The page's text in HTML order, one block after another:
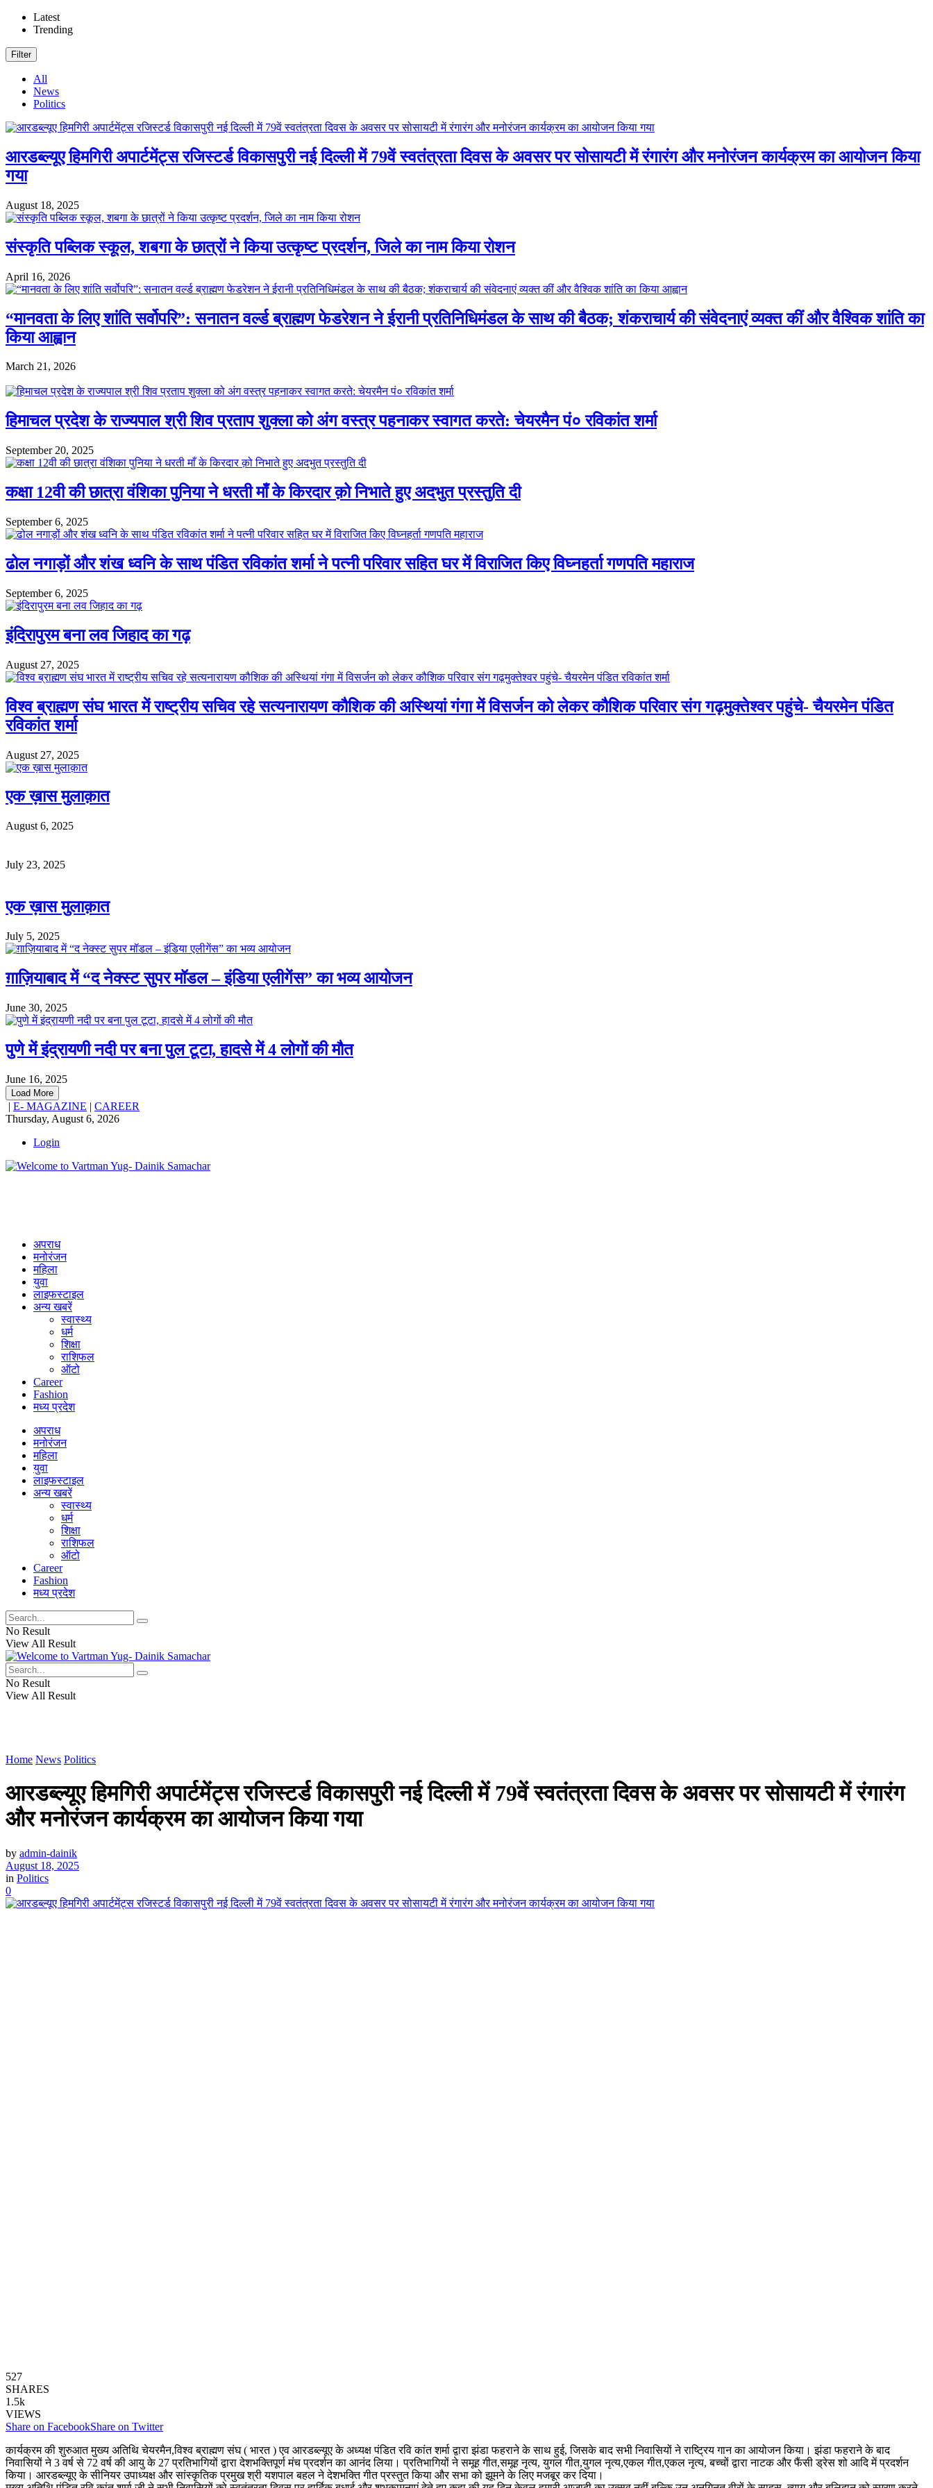
Latest
Trending
Filter
All
News
Politics
आरडब्ल्यूए हिमगिरी अपार्टमेंट्स रजिस्टर्ड विकासपुरी नई दिल्ली में 79वें स्वतंत्रता दिवस के अवसर पर सोसायटी में रंगारंग और मनोरंजन कार्यक्रम का आयोजन किया
गया
August 18, 2025
संस्कृति पब्लिक स्कूल, शबगा के छात्रों ने किया उत्कृष्ट प्रदर्शन, जिले का नाम किया रोशन
April 16, 2026
“मानवता के लिए शांति सर्वोपरि”: सनातन वर्ल्ड ब्राह्मण फेडरेशन ने ईरानी प्रतिनिधिमंडल के साथ की बैठक; शंकराचार्य की संवेदनाएं व्यक्त कीं और वैश्विक शांति का
किया आह्वान
March 21, 2026
हिमाचल प्रदेश के राज्यपाल श्री शिव प्रताप शुक्ला को अंग वस्त्र पहनाकर स्वागत करते: चेयरमैन पं० रविकांत शर्मा
September 20, 2025
कक्षा 12वी की छात्रा वंशिका पुनिया ने धरती माँ के किरदार क़ो निभाते हुए अदभुत प्रस्तुति दी
September 6, 2025
ढोल नगाड़ों और शंख ध्वनि के साथ पंडित रविकांत शर्मा ने पत्नी परिवार सहित घर में विराजित किए विघ्नहर्ता गणपति महाराज
September 6, 2025
इंदिरापुरम बना लव जिहाद का गढ़
August 27, 2025
विश्व ब्राह्मण संघ भारत में राष्ट्रीय सचिव रहे सत्यनारायण कौशिक की अस्थियां गंगा में विसर्जन को लेकर कौशिक परिवार संग गढ़मुक्तेश्वर पहुंचे- चैयरमेन पंडित
रविकांत शर्मा
August 27, 2025
एक ख़ास मुलाक़ात
August 6, 2025
July 23, 2025
एक ख़ास मुलाक़ात
July 5, 2025
ग़ाज़ियाबाद में “द नेक्स्ट सुपर मॉडल – इंडिया एलीगेंस” का भव्य आयोजन
June 30, 2025
पुणे में इंद्रायणी नदी पर बना पुल टूटा, हादसे में 4 लोगों की मौत
June 16, 2025
Load More
| E- MAGAZINE | CAREER
Thursday, August 6, 2026
Login
अपराध
मनोरंजन
महिला
युवा
लाइफस्टाइल
अन्य खबरें
स्वास्थ्य
धर्म
शिक्षा
राशिफल
ऑटो
Career
Fashion
मध्य प्रदेश
अपराध
मनोरंजन
महिला
युवा
लाइफस्टाइल
अन्य खबरें
स्वास्थ्य
धर्म
शिक्षा
राशिफल
ऑटो
Career
Fashion
मध्य प्रदेश
No Result
View All Result
No Result
View All Result
Home News Politics
आरडब्ल्यूए हिमगिरी अपार्टमेंट्स रजिस्टर्ड विकासपुरी नई दिल्ली में 79वें स्वतंत्रता दिवस के अवसर पर सोसायटी में रंगारंग
और मनोरंजन कार्यक्रम का आयोजन किया गया
by admin-dainik
August 18, 2025
in Politics
0
527
SHARES
1.5k
VIEWS
Share on FacebookShare on Twitter
कार्यक्रम की शुरुआत मुख्य अतिथि चेयरमैन,विश्व ब्राह्मण संघ ( भारत ) एव आरडब्ल्यूए के अध्यक्ष पंडित रवि कांत शर्मा द्वारा झंडा फहराने के साथ हुई, जिसके बाद सभी निवासियों ने राष्ट्रिय गान का आयोजन किया। झंडा फहराने के बाद
निवासियों ने 3 वर्ष से 72 वर्ष की आयु के 27 प्रतिभागियों द्वारा देशभक्तिपूर्ण मंच प्रदर्शन का आनंद लिया। प्रतिभागियों ने समूह गीत,समूह नृत्य, युगल गीत,युगल नृत्य,एकल गीत,एकल नृत्य, बच्चों द्वारा नाटक और फैंसी ड्रेस शो आदि में प्रदर्शन
किया। आरडब्ल्यूए के सीनियर उपाध्यक्ष और सांस्कृतिक प्रमुख श्री यशपाल बहल ने देशभक्ति गीत प्रस्तुत किया और सभा को झूमने के लिए मजबूर कर दिया।